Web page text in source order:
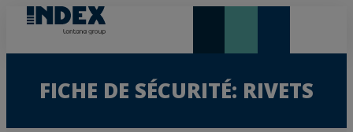
FICHE DE SÉCURITÉ: RIVETS